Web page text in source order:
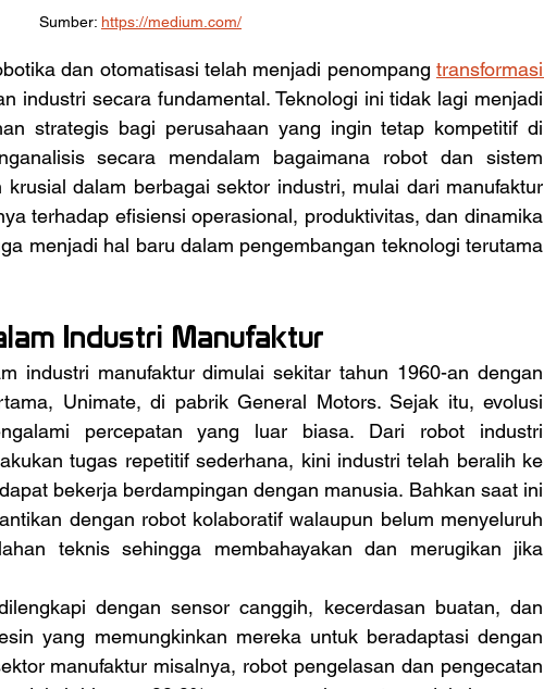
Sumber: https://medium.com/
dan otomatisasi telah menjadi penompang
industri secara fundamental. Teknologi ini tidak lagi menjadi
strategis bagi perusahaan yang ingin tetap kompetitif di
secara mendalam bagaimana robot dan sistem
dalam berbagai sektor industri, mulai dari manufaktur
terhadap efisiensi operasional, produktivitas, dan dinamika
menjadi hal baru dalam pengembangan teknologi terutama
Industri Manufaktur
Unimate, di pabrik General Motors. Sejak itu, evolusi
percepatan yang luar biasa. Dari robot industri
tugas repetitif sederhana, kini industri telah beralih ke
bekerja berdampingan dengan manusia. Bahkan saat ini
dengan robot kolaboratif walaupun belum menyeluruh
teknis sehingga membahayakan dan merugikan jika
yang memungkinkan mereka untuk beradaptasi dengan
manufaktur misalnya, robot pengelasan dan pengecatan